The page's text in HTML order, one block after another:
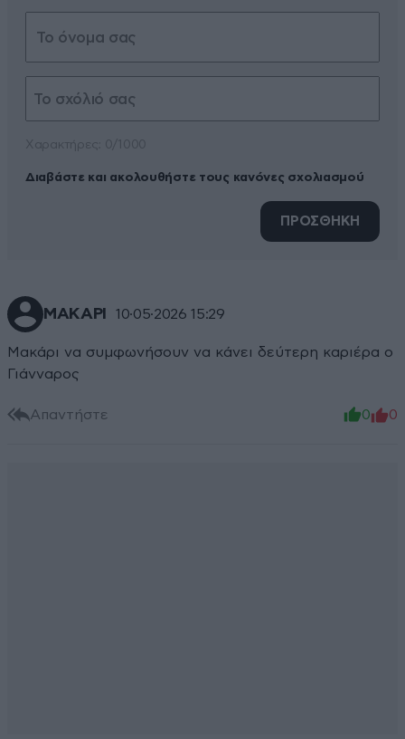
Διαβάστε και ακολουθήστε τους κανόνες σχολιασμού
ΠΡΟΣΘΗΚΗ
ΜΑΚΑΡΙ 10·05·2026 15:29
Μακάρι να συμφωνήσουν να κάνει δεύτερη καριέρα ο
Γιάνναρος
Απαντήστε 0 0